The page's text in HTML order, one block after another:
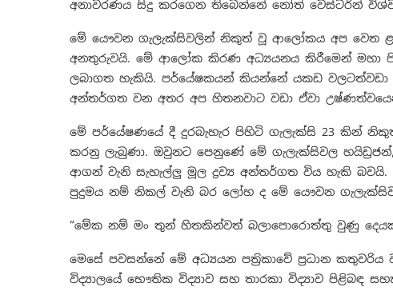
අනාවරණය සිදු කරගෙන තිබෙන්නේ නෝත් වෙස්ටර්න්
මේ යෞවන ගැලැක්සිවලින් නිකුත් වූ ආලෝකය අප වෙත
අනතුරුවයි. මේ ආලෝක කිරණ අධ්‍යයනය කිරීමෙන්
ලබාගත හැකියි. පර්යේෂකයන් කියන්නේ යකඩ
අන්තර්ගත වන අතර අප හිතනවාට වඩා ඒවා
මේ පර්යේෂණයේ දී දුරබැහැර පිහිටි ගැලැක්සි 23
කරනු ලැබුණා. ඔවුනට පෙනුණේ මේ ගැලැක්සිවල
ආගන් වැනි සැහැල්ලු මූල ද්‍රව්‍ය අන්තර්ගත විය හැකි
පුදුමය නම් නිකල් වැනි බර ලෝහ ද මේ යෞවන
“මේක නම් මං තුන් හිතකින්වත් බලාපොරොත්තු වුණු
මෙසේ පවසන්නේ මේ අධ්‍යයන පත්‍රිකාවේ ප්‍රධාන
විද්‍යාලයේ භෞතික විද්‍යාව සහ තාරකා විද්‍යාව පිළිබඳ